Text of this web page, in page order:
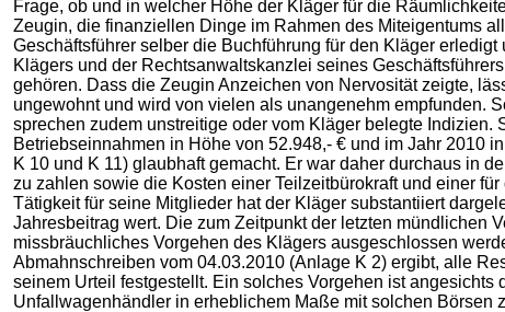
Frage, ob und in welcher Höhe der Kläger für die
Zeugin, die finanziellen Dinge im Rahmen des Miteigentums
Geschäftsführer selber die Buchführung für den Kläger
Klägers und der Rechtsanwaltskanzlei seines
gehören. Dass die Zeugin Anzeichen von Nervosität zeigte,
ungewohnt und wird von vielen als unangenehm empfunden.
sprechen zudem unstreitige oder vom Kläger belegte
Betriebseinnahmen in Höhe von 52.948,- € und im Jahr 2010
K 10 und K 11) glaubhaft gemacht. Er war daher durchaus in
zu zahlen sowie die Kosten einer Teilzeitbürokraft und einer
Tätigkeit für seine Mitglieder hat der Kläger substantiiert
Jahresbeitrag wert. Die zum Zeitpunkt der letzten mündlichen
missbräuchliches Vorgehen des Klägers ausgeschlossen
Abmahnschreiben vom 04.03.2010 (Anlage K 2) ergibt, alle
seinem Urteil festgestellt. Ein solches Vorgehen ist
Unfallwagenhändler in erheblichem Maße mit solchen Börsen